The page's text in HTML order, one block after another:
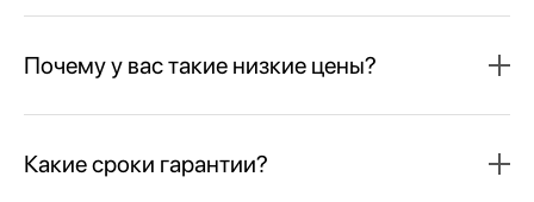
Почему у вас такие низкие цены?
Какие сроки гарантии?